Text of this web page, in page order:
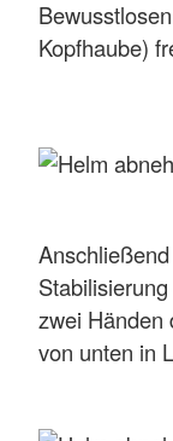
Kopfhaube)
zwei Händen
von unten in